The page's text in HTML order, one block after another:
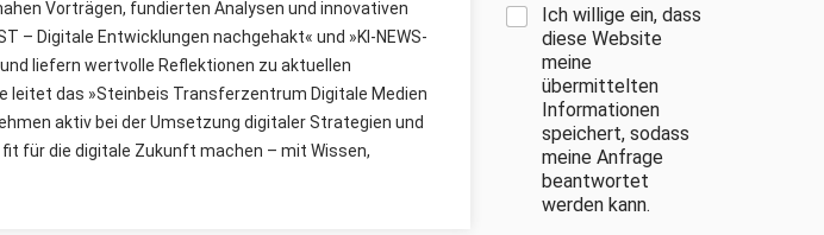
Vorträgen, fundierten Analysen und innovativen
– Digitale Entwicklungen nachgehakt« und »KI-NEWS-
liefern wertvolle Reflektionen zu aktuellen
leitet das »Steinbeis Transferzentrum Digitale Medien
aktiv bei der Umsetzung digitaler Strategien und
für die digitale Zukunft machen – mit Wissen,
Ich willige ein, dass
diese Website
meine
übermittelten
Informationen
speichert, sodass
meine Anfrage
beantwortet
werden kann.